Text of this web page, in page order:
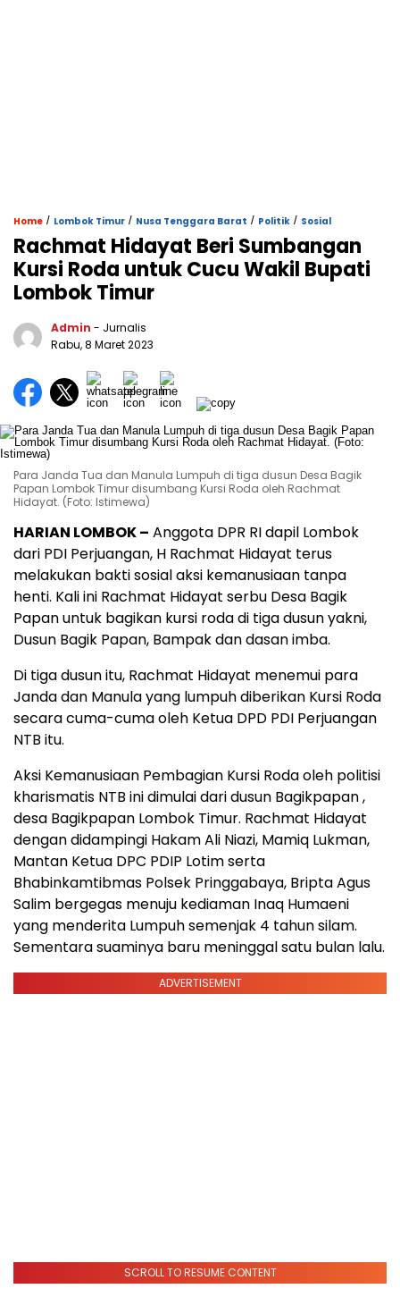
Home / Lombok Timur / Nusa Tenggara Barat / Politik / Sosial
Rachmat Hidayat Beri Sumbangan
Kursi Roda untuk Cucu Wakil Bupati
Lombok Timur
Admin - Jurnalis
Rabu, 8 Maret 2023
Para Janda Tua dan Manula Lumpuh di tiga dusun Desa Bagik
Papan Lombok Timur disumbang Kursi Roda oleh Rachmat
Hidayat. (Foto: Istimewa)
HARIAN LOMBOK – Anggota DPR RI dapil Lombok
dari PDI Perjuangan, H Rachmat Hidayat terus
melakukan bakti sosial aksi kemanusiaan tanpa
henti. Kali ini Rachmat Hidayat serbu Desa Bagik
Papan untuk bagikan kursi roda di tiga dusun yakni,
Dusun Bagik Papan, Bampak dan dasan imba.
Di tiga dusun itu, Rachmat Hidayat menemui para
Janda dan Manula yang lumpuh diberikan Kursi Roda
secara cuma-cuma oleh Ketua DPD PDI Perjuangan
NTB itu.
Aksi Kemanusiaan Pembagian Kursi Roda oleh politisi
kharismatis NTB ini dimulai dari dusun Bagikpapan ,
desa Bagikpapan Lombok Timur. Rachmat Hidayat
dengan didampingi Hakam Ali Niazi, Mamiq Lukman,
Mantan Ketua DPC PDIP Lotim serta
Bhabinkamtibmas Polsek Pringgabaya, Bripta Agus
Salim bergegas menuju kediaman Inaq Humaeni
yang menderita Lumpuh semenjak 4 tahun silam.
Sementara suaminya baru meninggal satu bulan lalu.
ADVERTISEMENT
SCROLL TO RESUME CONTENT